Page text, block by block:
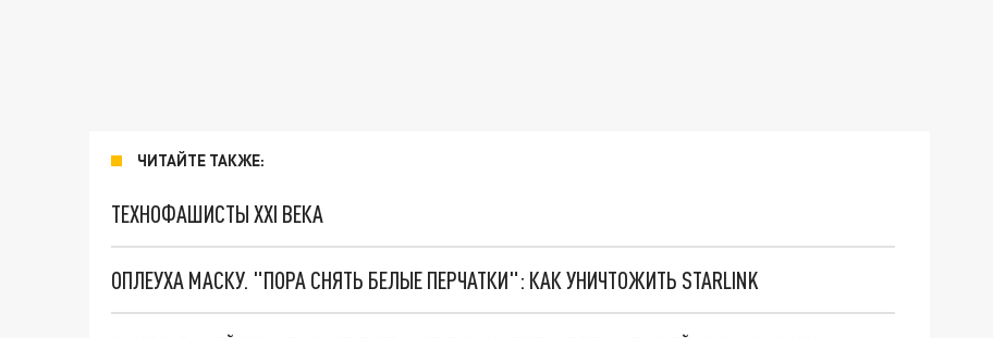
ЧИТАЙТЕ ТАКЖЕ:
ТЕХНОФАШИСТЫ XXI ВЕКА
ОПЛЕУХА МАСКУ. "ПОРА СНЯТЬ БЕЛЫЕ ПЕРЧАТКИ": КАК УНИЧТОЖИТЬ STARLINK